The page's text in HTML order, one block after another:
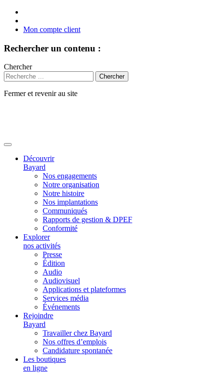
Mon compte client
Rechercher un contenu :
Chercher
Fermer et revenir au site
Découvrir
Bayard
Nos engagements
Notre organisation
Notre histoire
Nos implantations
Communiqués
Rapports de gestion & DPEF
Conformité
Explorer
nos activités
Presse
Édition
Audio
Audiovisuel
Applications et plateformes
Services média
Événements
Rejoindre
Bayard
Travailler chez Bayard
Nos offres d’emplois
Candidature spontanée
Les boutiques
en ligne